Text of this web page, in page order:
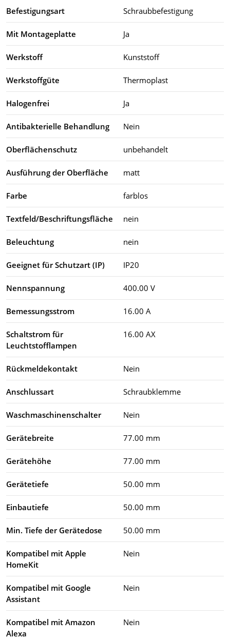
Befestigungsart Schraubbefestigung
Mit Montageplatte Ja
Werkstoff Kunststoff
Werkstoffgüte Thermoplast
Halogenfrei Ja
Antibakterielle Behandlung Nein
Oberflächenschutz unbehandelt
Ausführung der Oberfläche matt
Farbe farblos
Textfeld/Beschriftungsfläche nein
Beleuchtung nein
Geeignet für Schutzart (IP) IP20
Nennspannung 400.00 V
Bemessungsstrom 16.00 A
Schaltstrom für
Leuchtstofflampen
16.00 AX
Rückmeldekontakt Nein
Anschlussart Schraubklemme
Waschmaschinenschalter Nein
Gerätebreite 77.00 mm
Gerätehöhe 77.00 mm
Gerätetiefe 50.00 mm
Einbautiefe 50.00 mm
Min. Tiefe der Gerätedose 50.00 mm
Kompatibel mit Apple
HomeKit
Nein
Kompatibel mit Google
Assistant
Nein
Kompatibel mit Amazon
Alexa
Nein